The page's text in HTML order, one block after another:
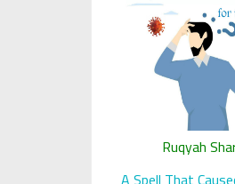
Ruqyah